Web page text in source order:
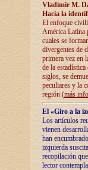
Vladímir M.
Hacia la
El enfoque
América Latina
cuales se
divergentes de
primera vez en
de la
siglos, se
peculiares y la
región (más
El «Giro a la
Los artículos
vienen
han
izquierda
recopilación
lector